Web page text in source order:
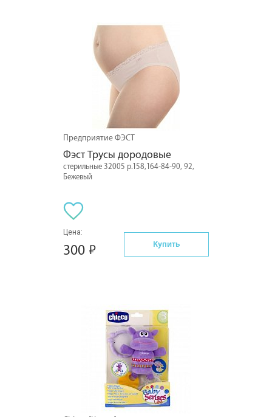
Предприятие ФЭСТ
Фэст Трусы дородовые
стерильные 32005 р.158,164-84-90, 92,
Бежевый
Цена:
300 Купить